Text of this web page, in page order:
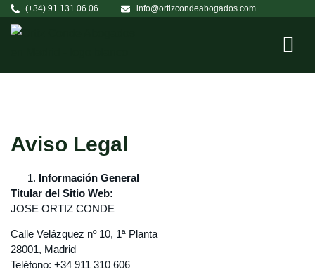
(+34) 91 131 06 06 info@ortizcondeabogados.com
Aviso Legal
Información General
Titular del Sitio Web:
JOSE ORTIZ CONDE
Calle Velázquez nº 10, 1ª Planta
28001, Madrid
Teléfono: +34 911 310 606